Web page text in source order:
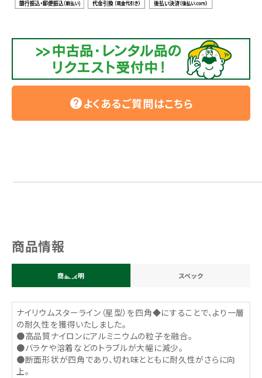
helpよくあるご質問はこちら
商品情報
商品説明 スペック
ナイリウムスターライン（星型）を四角◆にすることで、より一層
の耐久性を獲得いたしました。
●高品質ナイロンにアルミニウムの粒子を融合。
●バラケや溶着などのトラブルが大幅に減少。
●断面形状が四角であり、切れ味とともに耐久性がさらに向
上。